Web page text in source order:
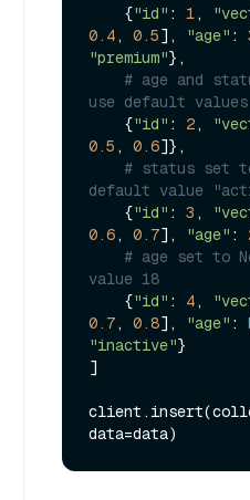
    {
"id" : 1,
0.4, 0.5], "age" :
"premium"},
# age and
use default
    {
"id" : 2,
0.5 , 0.6]},
# status set
default value
    {
"id" : 3 ,
0.6, 0.7], "age" :
# age set to
value 18
    {
"id" : 4,
0.7, 0.8], "age" :
"inactive"}
]